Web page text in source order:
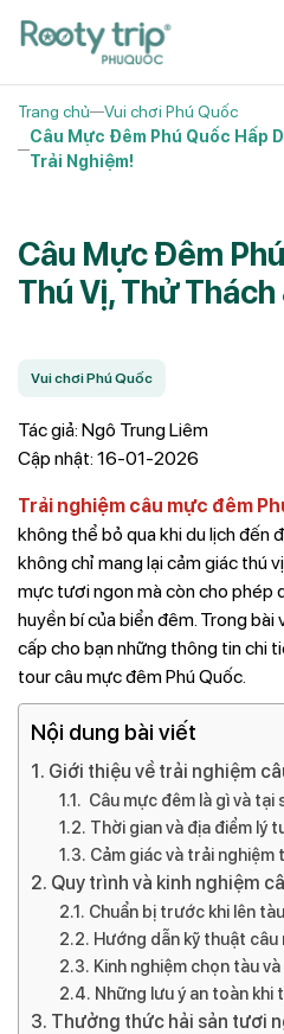
Trang chủ
Vui chơi Phú Quốc
Câu Mực Đêm Phú Quốc Hấp
Trải Nghiệm!
Câu Mực Đêm
Thú Vị, Thử
Vui chơi Phú Quốc
Tác giả: Ngô Trung Liêm
Cập nhật: 16-01-2026
Trải nghiệm câu mực đêm
không thể bỏ qua khi du lịch đến
không chỉ mang lại cảm giác thú
mực tươi ngon mà còn cho phép
huyền bí của biển đêm. Trong
cấp cho bạn những thông tin chi
tour câu mực đêm Phú Quốc.​
Nội dung bài viết
Giới thiệu về trải nghiệm
Câu mực đêm là gì và tại
Thời gian và địa điểm lý
Cảm giác và trải nghiệm
Quy trình và kinh nghiệm
Chuẩn bị trước khi lên
Hướng dẫn kỹ thuật câu
Kinh nghiệm chọn tàu
Những lưu ý an toàn khi
Thưởng thức hải sản tươi